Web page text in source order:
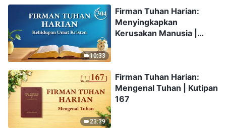
10:33
Firman Tuhan Harian:
Menyingkapkan
Kerusakan Manusia |
23:39
Firman Tuhan Harian:
Mengenal Tuhan | Kutipan
167